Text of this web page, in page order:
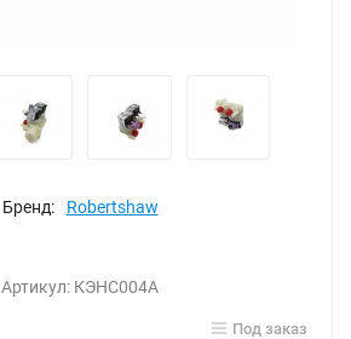
Бренд: Robertshaw
Артикул: КЭНС004А
Под заказ